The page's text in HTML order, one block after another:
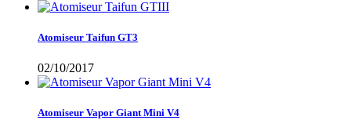
Atomiseur Taifun GT3
02/10/2017
Atomiseur Vapor Giant Mini V4